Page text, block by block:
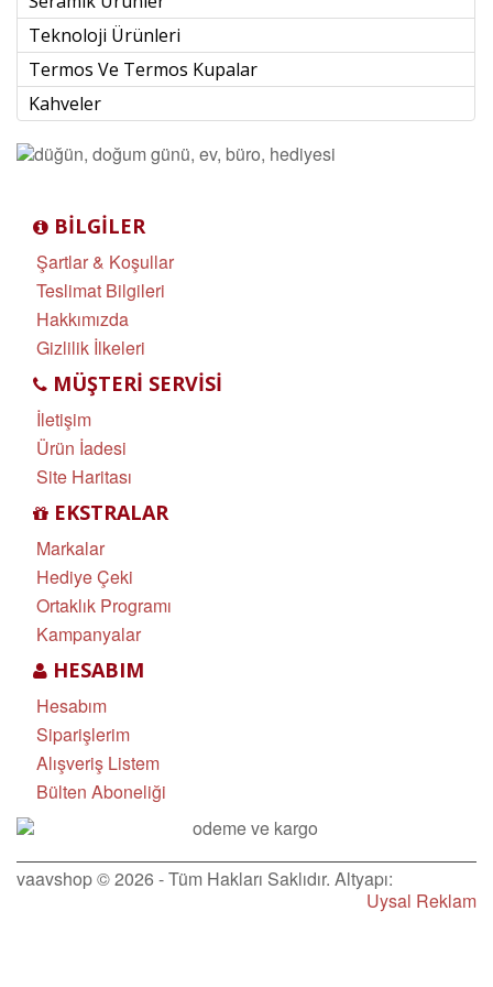
Teknoloji Ürünleri
Termos Ve Termos Kupalar
Kahveler
BILGILER
Şartlar & Koşullar
Teslimat Bilgileri
Hakkımızda
Gizlilik İlkeleri
MÜŞTERI SERVISI
İletişim
Ürün İadesi
Site Haritası
EKSTRALAR
Markalar
Hediye Çeki
Ortaklık Programı
Kampanyalar
HESABIM
Hesabım
Siparişlerim
Alışveriş Listem
Bülten Aboneliği
vaavshop © 2026 - Tüm Hakları Saklıdır. Altyapı:
Uysal Reklam